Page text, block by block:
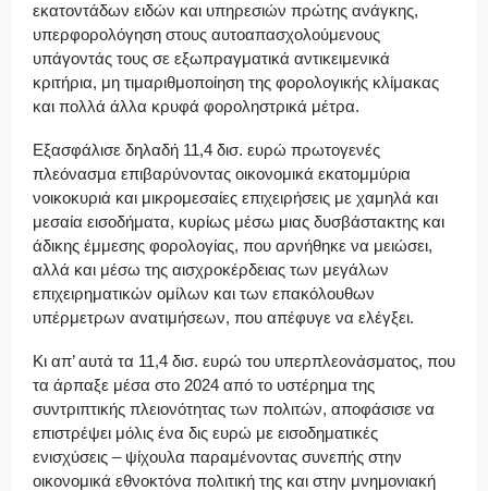
εκατοντάδων ειδών και υπηρεσιών πρώτης ανάγκης,
υπερφορολόγηση στους αυτοαπασχολούμενους
υπάγοντάς τους σε εξωπραγματικά αντικειμενικά
κριτήρια, μη τιμαριθμοποίηση της φορολογικής κλίμακας
και πολλά άλλα κρυφά φοροληστρικά μέτρα.
Εξασφάλισε δηλαδή 11,4 δισ. ευρώ πρωτογενές
πλεόνασμα επιβαρύνοντας οικονομικά εκατομμύρια
νοικοκυριά και μικρομεσαίες επιχειρήσεις με χαμηλά και
μεσαία εισοδήματα, κυρίως μέσω μιας δυσβάστακτης και
άδικης έμμεσης φορολογίας, που αρνήθηκε να μειώσει,
αλλά και μέσω της αισχροκέρδειας των μεγάλων
επιχειρηματικών ομίλων και των επακόλουθων
υπέρμετρων ανατιμήσεων, που απέφυγε να ελέγξει.
Κι απ’ αυτά τα 11,4 δισ. ευρώ του υπερπλεονάσματος, που
τα άρπαξε μέσα στο 2024 από το υστέρημα της
συντριπτικής πλειονότητας των πολιτών, αποφάσισε να
επιστρέψει μόλις ένα δις ευρώ με εισοδηματικές
ενισχύσεις – ψίχουλα παραμένοντας συνεπής στην
οικονομικά εθνοκτόνα πολιτική της και στην μνημονιακή